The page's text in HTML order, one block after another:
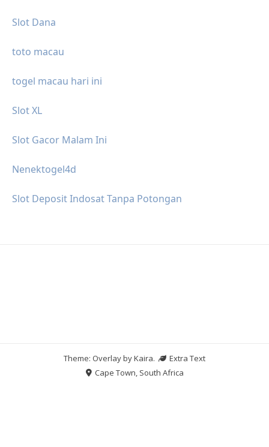
Slot Dana
toto macau
togel macau hari ini
Slot XL
Slot Gacor Malam Ini
Nenektogel4d
Slot Deposit Indosat Tanpa Potongan
Theme: Overlay byKaira.
Extra Text
Cape Town, South Africa